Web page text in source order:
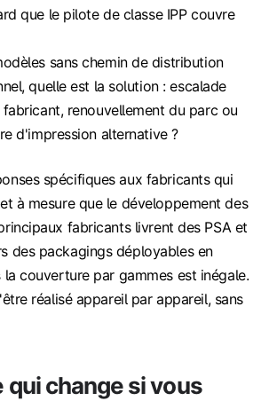
que le pilote de classe IPP couvre
sans chemin de distribution
quelle est la solution : escalade
renouvellement du parc ou
d'impression alternative ?
spécifiques aux fabricants qui
à mesure que le développement des
fabricants livrent des PSA et
des packagings déployables en
la couverture par gammes est inégale.
réalisé appareil par appareil, sans
qui change si vous